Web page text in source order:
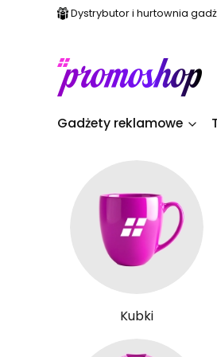
Dystrybutor i hurtownia
Gadżety reklamowe
Kubki